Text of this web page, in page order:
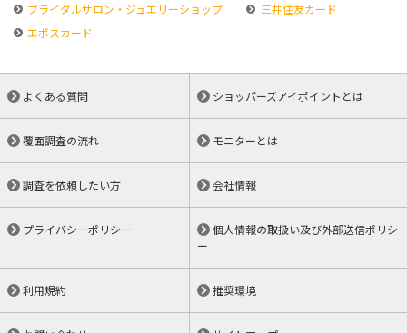
ブライダルサロン・ジュエリーショップ
三井住友カード
エポスカード
よくある質問 ショッパーズアイポイントとは
覆面調査の流れ モニターとは
調査を依頼したい方 会社情報
プライバシーポリシー
個人情報の取扱い及び外部送信ポリシ
ー
利用規約 推奨環境